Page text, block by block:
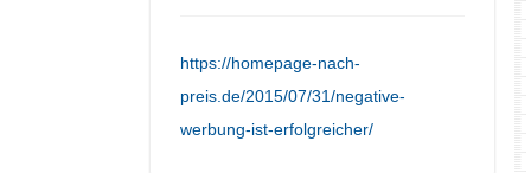
https://homepage-nach-
preis.de/2015/07/31/negative-
werbung-ist-erfolgreicher/